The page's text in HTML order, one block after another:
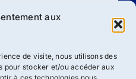
aux
de visite, nous utilisons des
pour stocker et/ou accéder aux
» pour activer